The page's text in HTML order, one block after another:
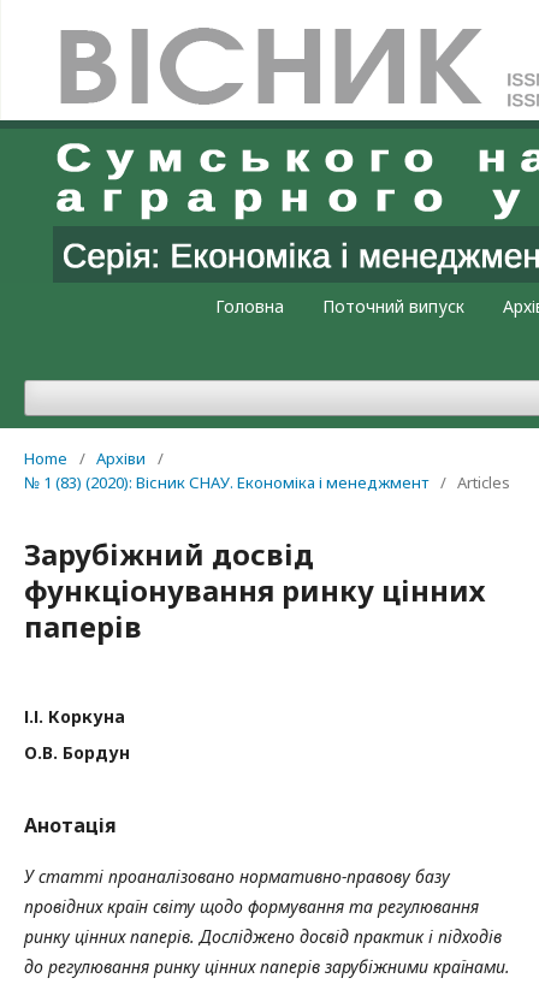
Головна Поточний випуск
Home / Архіви
/
№ 1 (83) (2020): Вісник СНАУ. Економіка і менеджмент / Articles
Зарубіжний досвід
функціонування ринку цінних
паперів
І.І. Коркуна
О.В. Бордун
Анотація
У статті проаналізовано нормативно-правову базу
провідних країн світу щодо формування та регулювання
ринку цінних паперів. Досліджено досвід практик і підходів
до регулювання ринку цінних паперів зарубіжними країнами.